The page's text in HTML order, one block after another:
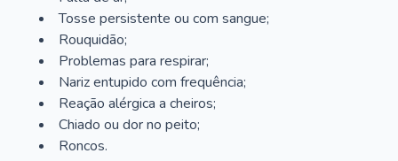
Tosse persistente ou com sangue;
Rouquidão;
Problemas para respirar;
Nariz entupido com frequência;
Reação alérgica a cheiros;
Chiado ou dor no peito;
Roncos.